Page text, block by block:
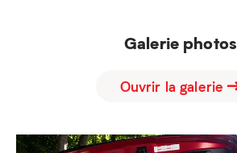
Galerie photos
Ouvrir la galerie